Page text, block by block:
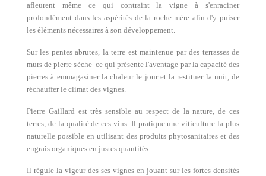
afleurent même ce qui contraint la vigne à s'enraciner
profondément dans les aspérités de la roche-mère afin d'y puiser
les éléments nécessaires à son développement.
Sur les pentes abrutes, la terre est maintenue par des terrasses de
murs de pierre sèche ce qui présente l'aventage par la capacité des
pierres à emmagasiner la chaleur le jour et la restituer la nuit, de
réchauffer le climat des vignes.
Pierre Gaillard est très sensible au respect de la nature, de ces
terres, de la qualité de ces vins. Il pratique une viticulture la plus
naturelle possible en utilisant des produits phytosanitaires et des
engrais organiques en justes quantités.
Il régule la vigeur des ses vignes en jouant sur les fortes densités